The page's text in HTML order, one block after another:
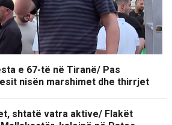
e 67-të në Tiranë/ Pas
nisën marshimet dhe thirrjet
shtatë vatra aktive/ Flakët